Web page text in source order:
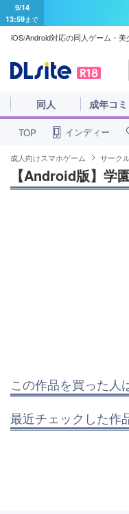
9/14
13:59まで
iOS/Android対応の同人ゲーム・
同人 成年コ
TOP インディー
成人向けスマホゲーム サーク
【Android版】学
この作品を買った人
最近チェックした作